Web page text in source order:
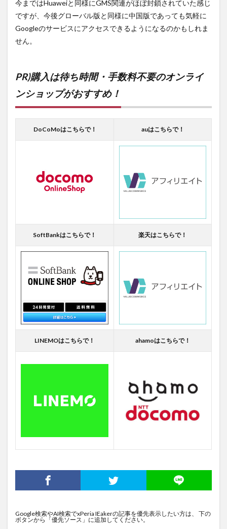
今まではHuaweiと同様にGMS関連がほぼ封鎖されていた感じ
ですが、今後グローバル版と同様に中国版であっても気軽に
Googleのサービスにアクセスできるようになるのかもしれま
せん。
PR)購入は待ち時間・手数料不要のオンライ
ンショップがおすすめ！
DoCoMoはこちらで！ auはこちらで！
SoftBankはこちらで！ 楽天はこちらで！
LINEMOはこちらで！ ahamoはこちらで！
Google検索やAI検索でxPeria IEakerの記事を優先表示したい方は、 下の
ボタンから「優先ソース」に追加してください。